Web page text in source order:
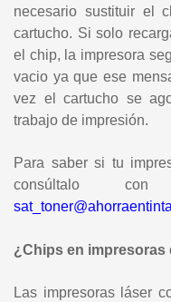
necesario sustituir el
cartucho. Si solo
el chip, la impresora
vacio ya que ese
vez el cartucho se
trabajo de impresión.
Para saber si tu
consúltalo
¿Chips en impresoras
Las impresoras láser